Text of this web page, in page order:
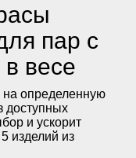
пар с
весе
определенную
доступных
и ускорит
изделий из